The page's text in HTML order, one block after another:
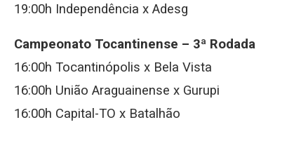
19:00h Independência x Adesg
Campeonato Tocantinense – 3ª Rodada
16:00h Tocantinópolis x Bela Vista
16:00h União Araguainense x Gurupi
16:00h Capital-TO x Batalhão